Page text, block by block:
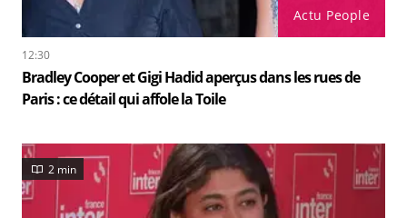
Actu People
12:30
Bradley Cooper et Gigi Hadid aperçus dans les rues de
Paris : ce détail qui affole la Toile
2 min